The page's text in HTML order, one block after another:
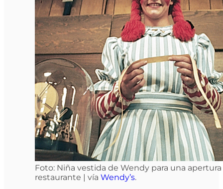
Foto: Niña vestida de Wendy para una
restaurante | vía Wendy’s.